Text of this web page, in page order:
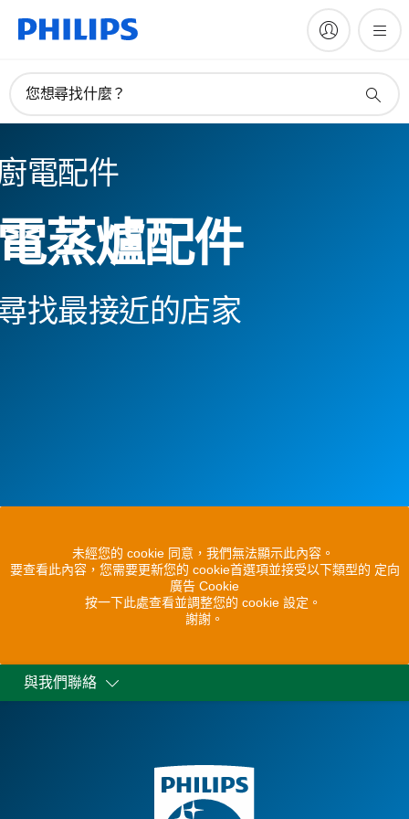
您想尋找什麼？
電配件
蒸爐配件
找最接近的店家
未經您的 cookie 同意，我們無法顯示此內容。
要查看此內容，您需要更新您的 cookie首選項並接受以下類型的 定向
廣告 Cookie
按一下此處查看並調整您的 cookie 設定。
謝謝。
與我們聯絡